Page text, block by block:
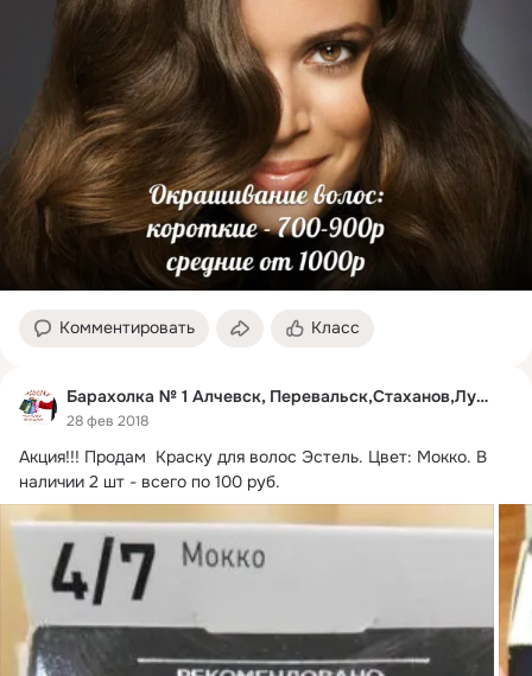
Комментировать Класс
Барахолка № 1 Алчевск, Перевальск,Стаханов,Луганск
28 фев 2018
Акция!!! Продам  Краску для волос Эстель. Цвет: Мокко. В
наличии 2 шт - всего по 100 руб.